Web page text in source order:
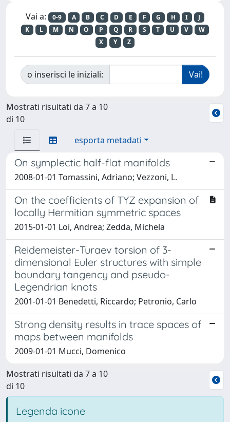
Vai a: 0-9 A B C D E F G H I
J
K
L M N O P Q R S T U V
W
X
Y Z
o inserisci le iniziali:
Mostrati risultati da 7 a 10
di 10
esporta metadati
On symplectic half-flat manifolds
2008-01-01 Tomassini, Adriano; Vezzoni, L.
On the coefficients of TYZ expansion of
locally Hermitian symmetric spaces
2015-01-01 Loi, Andrea; Zedda, Michela
Reidemeister-Turaev torsion of 3-
dimensional Euler structures with simple
boundary tangency and pseudo-
Legendrian knots
2001-01-01 Benedetti, Riccardo; Petronio, Carlo
Strong density results in trace spaces of
maps between manifolds
2009-01-01 Mucci, Domenico
Mostrati risultati da 7 a 10
di 10
Legenda icone